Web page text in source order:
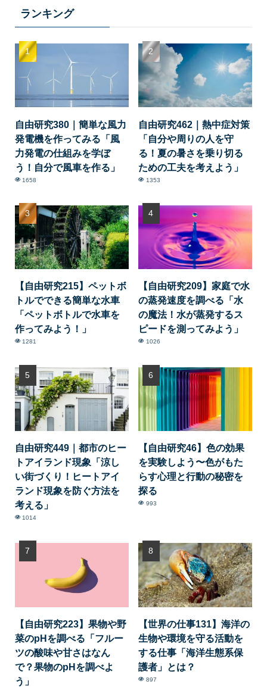
ランキング
自由研究380｜簡単な風力
発電機を作ってみる「風
力発電の仕組みを学ぼ
う！自分で風車を作る」
1658
自由研究462｜熱中症対策
「自分や周りの人を守
る！夏の暑さを乗り切る
ための工夫を考えよう」
1353
【自由研究215】ペットボ
トルでできる簡単な水車
「ペットボトルで水車を
作ってみよう！」
1281
【自由研究209】家庭で水
の蒸発速度を調べる「水
の魔法！水が蒸発するス
ピードを測ってみよう」
1026
自由研究449｜都市のヒー
トアイランド現象「涼し
い街づくり！ヒートアイ
ランド現象を防ぐ方法を
考える」
1014
【自由研究46】色の効果
を実験しよう〜色がもた
らす心理と行動の秘密を
探る
993
【自由研究223】果物や野
菜のpHを調べる「フルー
ツの酸味や甘さはなん
で？果物のpHを調べよ
う」
【世界の仕事131】海洋の
生物や環境を守る活動を
する仕事「海洋生態系保
護者」とは？
897